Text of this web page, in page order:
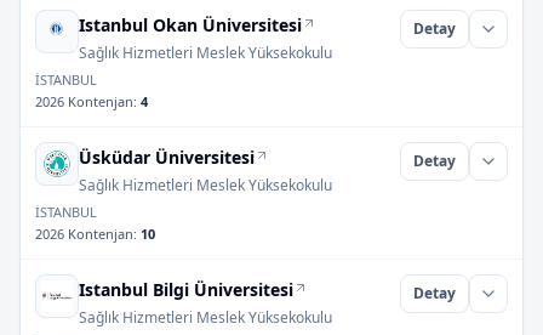
Istanbul Okan Üniversitesi
Sağlık Hizmetleri Meslek Yüksekokulu
Detay
İSTANBUL
2026 Kontenjan: 4
Üsküdar Üniversitesi
Sağlık Hizmetleri Meslek Yüksekokulu
Detay
İSTANBUL
2026 Kontenjan: 10
Istanbul Bilgi Üniversitesi
Sağlık Hizmetleri Meslek Yüksekokulu
Detay